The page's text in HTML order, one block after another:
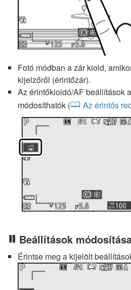
Fotó módban a zár kiold,
kijelzőről (érintőzár).
Az érintőkioldó/AF beállítások a
módosíthatók (
Az érintős
Beállítások módosítása
Érintse meg a kijelölt